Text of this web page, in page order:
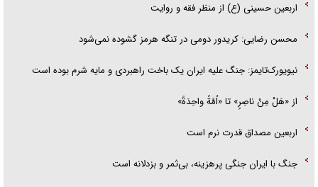
اربعین حسینی (ع) از منظر فقه و روایت
محسن رضایی: کریدور دومی در تنگه هرمز گشوده نمی‌شود
نیویورک‌تایمز: جنگ علیه ایران یک باخت راهبردی و مایه شرم بوده است
از «هَلْ مِنْ ناصِرٍ» تا «اُمَّةً واحِدَةً»
اربعین مصداق قدرت نرم است
جنگ با ایران جنگی پرهزینه، بی‌ثمر و بزدلانه است